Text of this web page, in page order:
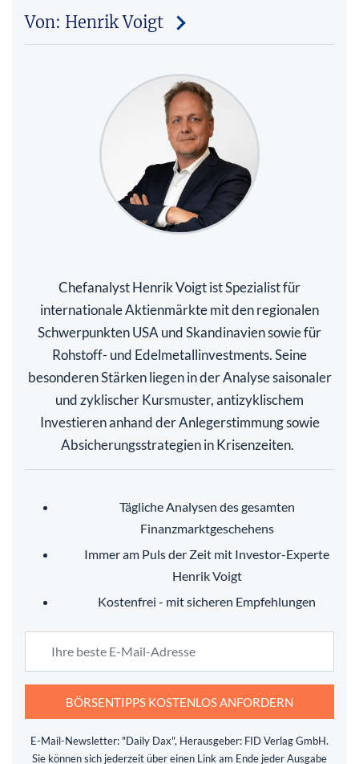
Von: Henrik Voigt
Chefanalyst Henrik Voigt ist Spezialist für
internationale Aktienmärkte mit den regionalen
Schwerpunkten USA und Skandinavien sowie für
Rohstoff- und Edelmetallinvestments. Seine
besonderen Stärken liegen in der Analyse saisonaler
und zyklischer Kursmuster, antizyklischem
Investieren anhand der Anlegerstimmung sowie
Absicherungsstrategien in Krisenzeiten.
Tägliche Analysen des gesamten
Finanzmarktgeschehens
Immer am Puls der Zeit mit Investor-Experte
Henrik Voigt
Kostenfrei - mit sicheren Empfehlungen
BÖRSENTIPPS KOSTENLOS ANFORDERN
E-Mail-Newsletter: "Daily Dax", Herausgeber: FID Verlag GmbH.
Sie können sich jederzeit über einen Link am Ende jeder Ausgabe